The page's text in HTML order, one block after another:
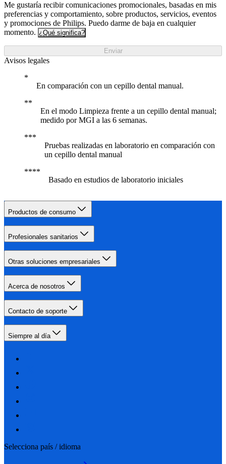
Me gustaría recibir comunicaciones promocionales, basadas en mis
preferencias y comportamiento, sobre productos, servicios, eventos
y promociones de Philips. Puedo darme de baja en cualquier
momento. ¿Qué significa?
Enviar
Avisos legales
En comparación con un cepillo dental manual.
En el modo Limpieza frente a un cepillo dental manual;
medido por MGI a las 6 semanas.
Pruebas realizadas en laboratorio en comparación con
un cepillo dental manual
Basado en estudios de laboratorio iniciales
Productos de consumo
Profesionales sanitarios
Otras soluciones empresariales
Acerca de nosotros
Contacto de soporte
Siempre al día
Selecciona país / idioma